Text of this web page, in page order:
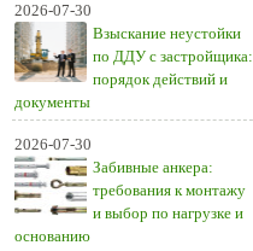
2026-07-30
Взыскание неустойки
по ДДУ с застройщика:
порядок действий и
документы
2026-07-30
Забивные анкера:
требования к монтажу
и выбор по нагрузке и
основанию